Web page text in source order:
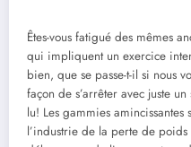
Êtes-vous fatigué des mêmes
qui impliquent un exercice
bien, que se passe-t-il si nous
façon de s’arrêter avec juste
lu! Les gammies
l’industrie de la perte de